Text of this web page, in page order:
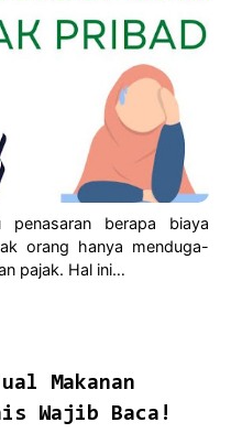
berapa biaya
orang hanya menduga-
pajak. Hal ini…
Makanan
Wajib Baca!